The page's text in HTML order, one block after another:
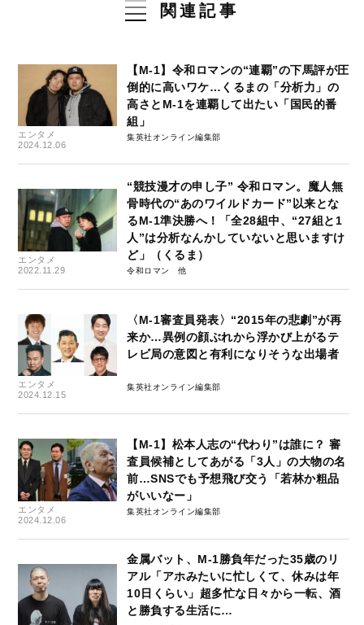
関連記事
エンタメ
2024.12.06
【M-1】令和ロマンの“連覇”の下馬評が圧
倒的に高いワケ…くるまの「分析力」の
高さとM-1を連覇して出たい「国民的番
組」
集英社オンライン編集部
エンタメ
2022.11.29
“競技漫才の申し子” 令和ロマン。魔人無
骨時代の“あのワイルドカード”以来とな
るM-1準決勝へ！「全28組中、“27組と1
人”は分析なんかしていないと思いますけ
ど」（くるま）
令和ロマン
エンタメ
2024.12.15
〈M-1審査員発表〉“2015年の悲劇”が再
来か…異例の顔ぶれから浮かび上がるテ
レビ局の意図と有利になりそうな出場者
集英社オンライン編集部
エンタメ
2024.12.06
【M-1】松本人志の“代わり”は誰に？ 審
査員候補としてあがる「3人」の大物の名
前…SNSでも予想飛び交う「若林か粗品
がいいなー」
集英社オンライン編集部
金属バット、M-1勝負年だった35歳のリ
アル「アホみたいに忙しくて、休みは年
10日くらい」超多忙な日々から一転、酒
と勝負する生活に…